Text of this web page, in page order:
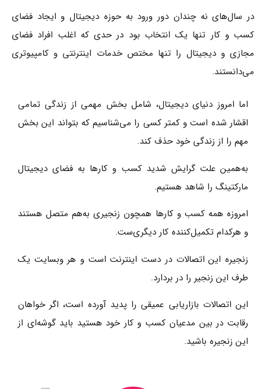
در سال‌های نه چندان دور ورود به حوزه دیجیتال و ایجاد فضای
کسب و کار تنها یک انتخاب بود در حدی که اغلب افراد فضای
مجازی و دیجیتال را تنها مختص خدمات اینترنتی و کامپیوتری
می‌دانستند.
اما امروز دنیای دیجیتال، شامل بخش مهمی از زندگی تمامی
اقشار شده است و کمتر کسی را می‌شناسیم که بتواند این بخش
مهم را از زندگی خود حذف کند.
به‌همین علت گرایش شدید کسب و کارها به فضای دیجیتال
مارکتینگ را شاهد هستیم.
امروزه همه کسب و کارها همچون زنجیری به‌هم متصل هستند
و هرکدام تکمیل‌کننده کار دیگری‌ست.
زنجیره این اتصالات در دست اینترنت است و هر وبسایت یک
طرف این زنجیر را در بردارد.
این اتصالات بازاریابی عمیقی را پدید آورده است، اگر خواهان
رقابت در بین مدعیان کسب و کار خود هستید باید گوشه‌ای از
این زنجیره باشید.